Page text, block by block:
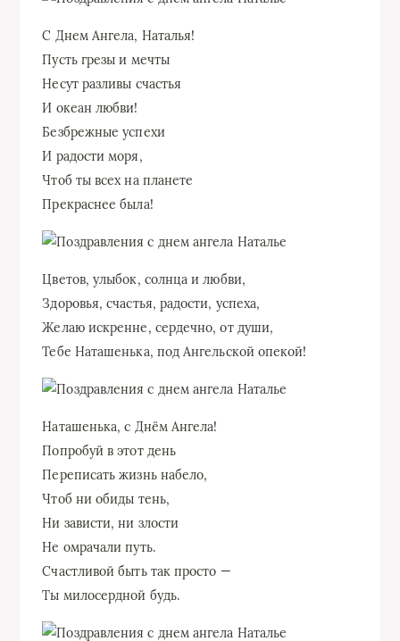
С Днем Ангела, Наталья!
Пусть грезы и мечты
Несут разливы счастья
И океан любви!
Безбрежные успехи
И радости моря,
Чтоб ты всех на планете
Прекраснее была!
Цветов, улыбок, солнца и любви,
Здоровья, счастья, радости, успеха,
Желаю искренне, сердечно, от души,
Тебе Наташенька, под Ангельской опекой!
Наташенька, с Днём Ангела!
Попробуй в этот день
Переписать жизнь набело,
Чтоб ни обиды тень,
Ни зависти, ни злости
Не омрачали путь.
Счастливой быть так просто —
Ты милосердной будь.